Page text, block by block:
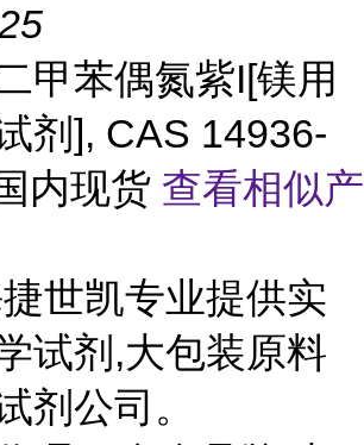
甲苯偶氮紫I[镁用
剂], CAS 14936-
内现货 查看相似产
捷世凯专业提供实
试剂,大包装原料
剂公司。